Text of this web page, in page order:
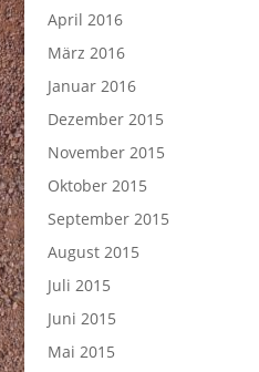
April 2016
März 2016
Januar 2016
Dezember 2015
November 2015
Oktober 2015
September 2015
August 2015
Juli 2015
Juni 2015
Mai 2015